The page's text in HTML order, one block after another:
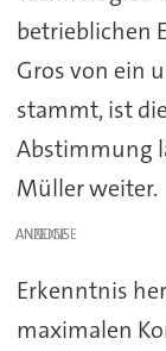
betrieblichen
Gros von ein
stammt, ist
Abstimmung
Müller weiter.
ANZEIGE
Erkenntnis
maximalen